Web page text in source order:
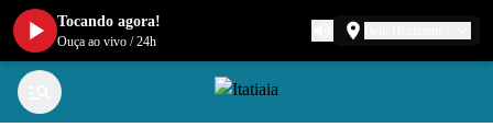
Tocando agora!
Ouça ao vivo /24h